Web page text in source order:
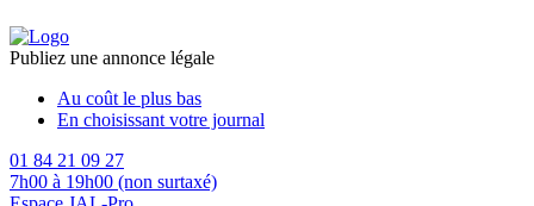
Publiez une annonce légale
Au coût le plus bas
En choisissant votre journal
01 84 21 09 27
7h00 à 19h00 (non surtaxé)